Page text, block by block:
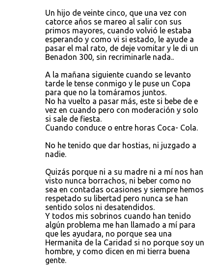
Un hijo de veinte cinco, que una vez con
catorce años se mareo al salir con sus
primos mayores, cuando volvió le estaba
esperando y como vi si estado, le ayude a
pasar el mal rato, de deje vomitar y le di un
Benadon 300, sin recriminarle nada..
A la mañana siguiente cuando se levanto
tarde le tense conmigo y le puse un Copa
para que no la tomáramos juntos.
No ha vuelto a pasar más, este si bebe de e
vez en cuando pero con moderación y solo
si sale de fiesta.
Cuando conduce o entre horas Coca- Cola.
No he tenido que dar hostias, ni juzgado a
nadie.
Quizás porque ni a su madre ni a mí nos han
visto nunca borrachos, ni beber como no
sea en contadas ocasiones y siempre hemos
respetado su libertad pero nunca se han
sentido solos ni desatendidos.
Y todos mis sobrinos cuando han tenido
algún problema me han llamado a mí para
que les ayudara, no porque sea una
Hermanita de la Caridad si no porque soy un
hombre, y como dicen en mi tierra buena
gente.